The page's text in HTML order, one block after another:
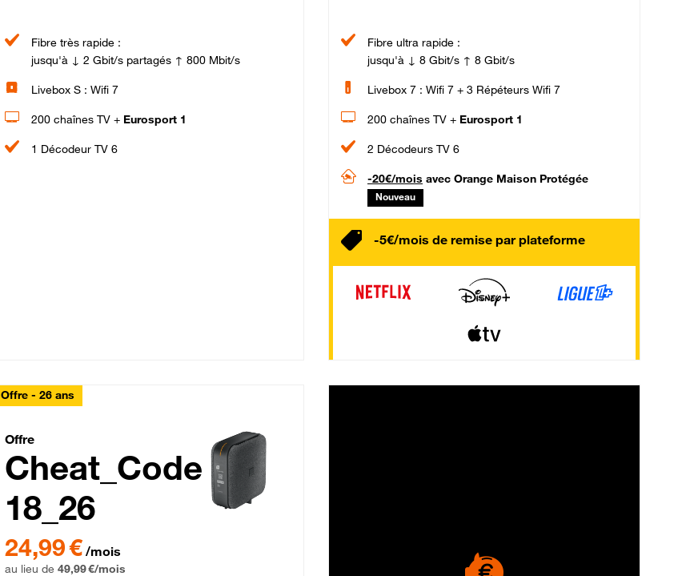
Fibre très rapide :
jusqu'à ↓ 2 Gbit/s partagés ↑ 800 Mbit/s
Livebox S : Wifi 7
200 chaînes TV + Eurosport 1
1 Décodeur TV 6
Fibre ultra rapide :
jusqu'à ↓ 8 Gbit/s ↑ 8 Gbit/s
Livebox 7 : Wifi 7 + 3 Répéteurs Wifi 7
200 chaînes TV + Eurosport 1
2 Décodeurs TV 6
-20€/mois avec Orange Maison Protégée
Nouveau
-5€/mois de remise par plateforme
Offre - 26 ans
Cheat_Code Fibre_18_26
Offre
Cheat_Code
18_26
24,99 € /mois
au lieu de 49,99 €/mois